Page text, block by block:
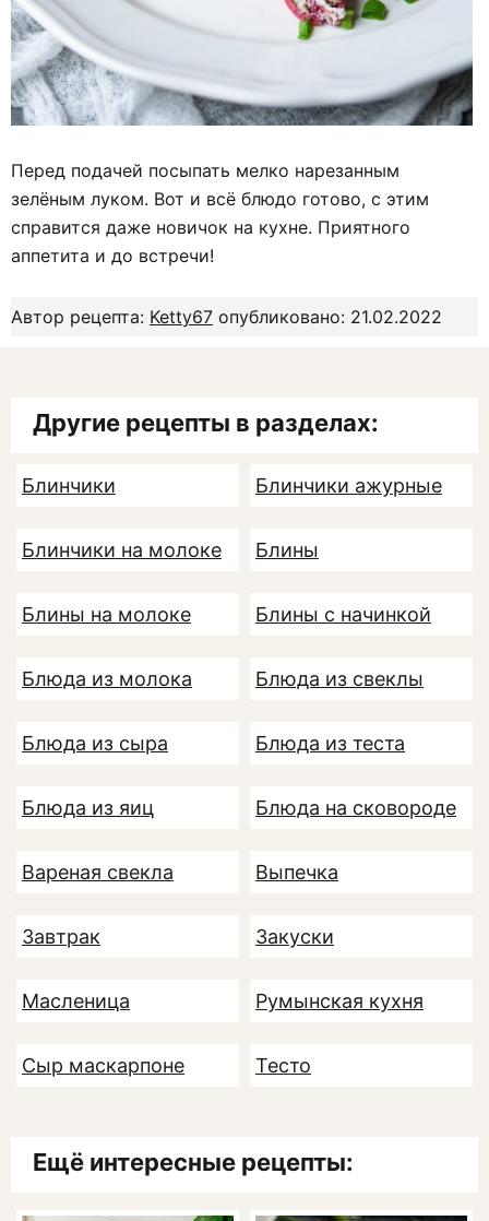
Перед подачей посыпать мелко нарезанным
зелёным луком. Вот и всё блюдо готово, с этим
справится даже новичок на кухне. Приятного
аппетита и до встречи!
Автор рецепта: Ketty67 опубликовано: 21.02.2022
Другие рецепты в разделах:
Блинчики Блинчики ажурные
Блинчики на молоке Блины
Блины на молоке Блины с начинкой
Блюда из молока Блюда из свеклы
Блюда из сыра Блюда из теста
Блюда из яиц Блюда на сковороде
Вареная свекла Выпечка
Завтрак Закуски
Масленица Румынская кухня
Сыр маскарпоне Тесто
Ещё интересные рецепты: